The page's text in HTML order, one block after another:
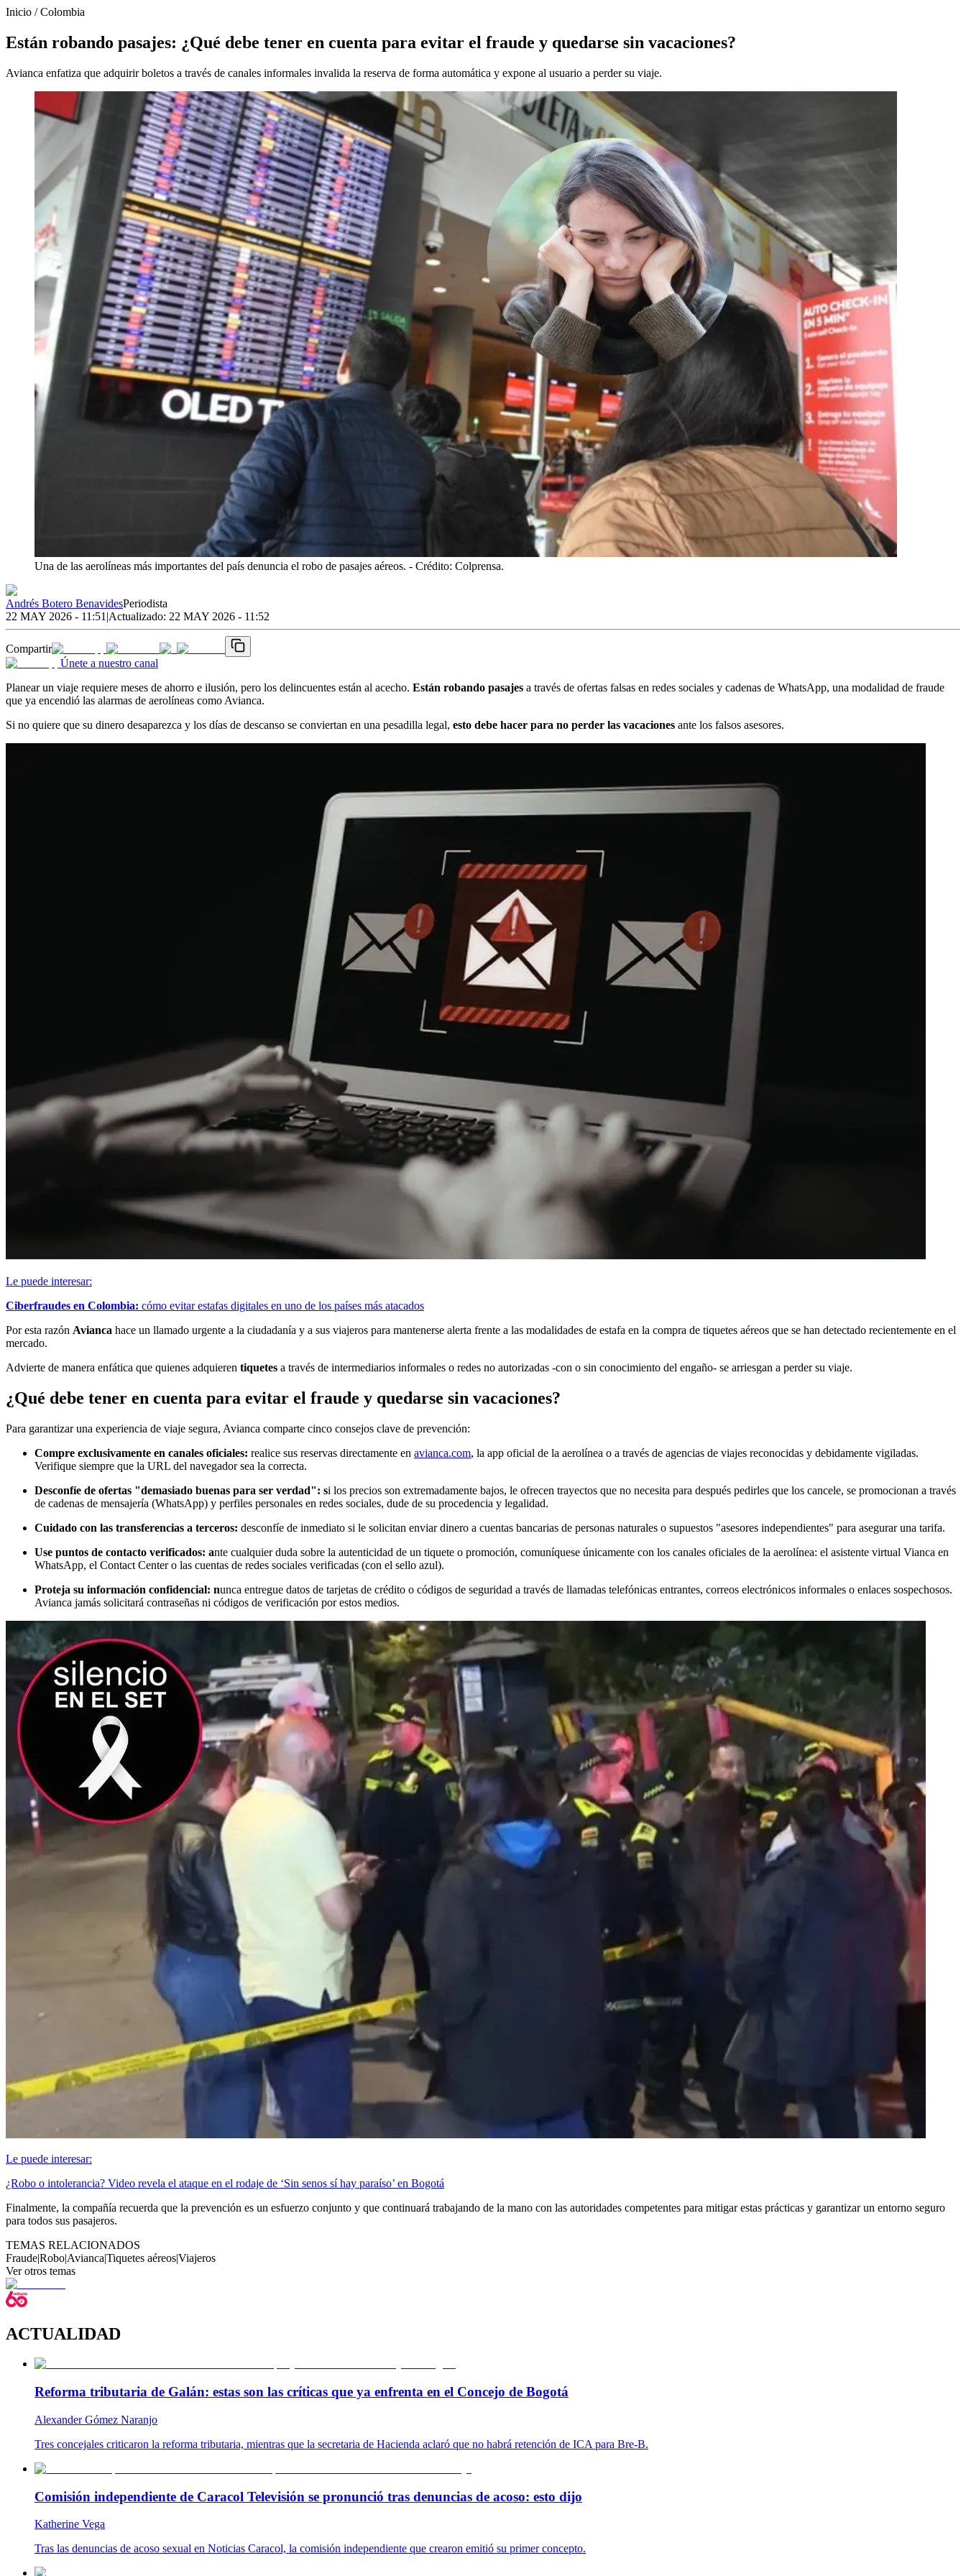
Inicio /Colombia
Están robando pasajes: ¿Qué debe tener en cuenta para evitar el fraude y quedarse sin vacaciones?
Avianca enfatiza que adquirir boletos a través de canales informales invalida la reserva de forma automática y expone al usuario a perder su viaje.
Una de las aerolíneas más importantes del país denuncia el robo de pasajes aéreos. - Crédito: Colprensa.
Andrés Botero BenavidesPeriodista
22 MAY 2026 - 11:51 |Actualizado: 22 MAY 2026 - 11:52
Compartir
Únete a nuestro canal
Planear un viaje requiere meses de ahorro e ilusión, pero los delincuentes están al acecho. Están robando pasajes a través de ofertas falsas en redes sociales y cadenas de WhatsApp, una modalidad de fraude
que ya encendió las alarmas de aerolíneas como Avianca.
Si no quiere que su dinero desaparezca y los días de descanso se conviertan en una pesadilla legal, esto debe hacer para no perder las vacaciones ante los falsos asesores.
Le puede interesar:
Ciberfraudes en Colombia: cómo evitar estafas digitales en uno de los países más atacados
Por esta razón Avianca hace un llamado urgente a la ciudadanía y a sus viajeros para mantenerse alerta frente a las modalidades de estafa en la compra de tiquetes aéreos que se han detectado recientemente en el
mercado.
Advierte de manera enfática que quienes adquieren tiquetes a través de intermediarios informales o redes no autorizadas -con o sin conocimiento del engaño- se arriesgan a perder su viaje.
¿Qué debe tener en cuenta para evitar el fraude y quedarse sin vacaciones?
Para garantizar una experiencia de viaje segura, Avianca comparte cinco consejos clave de prevención:
Compre exclusivamente en canales oficiales: realice sus reservas directamente en avianca.com, la app oficial de la aerolínea o a través de agencias de viajes reconocidas y debidamente vigiladas.
Verifique siempre que la URL del navegador sea la correcta.
Desconfíe de ofertas "demasiado buenas para ser verdad": si los precios son extremadamente bajos, le ofrecen trayectos que no necesita para después pedirles que los cancele, se promocionan a través
de cadenas de mensajería (WhatsApp) y perfiles personales en redes sociales, dude de su procedencia y legalidad.
Cuidado con las transferencias a terceros: desconfíe de inmediato si le solicitan enviar dinero a cuentas bancarias de personas naturales o supuestos "asesores independientes" para asegurar una tarifa.
Use puntos de contacto verificados: ante cualquier duda sobre la autenticidad de un tiquete o promoción, comuníquese únicamente con los canales oficiales de la aerolínea: el asistente virtual Vianca en
WhatsApp, el Contact Center o las cuentas de redes sociales verificadas (con el sello azul).
Proteja su información confidencial: nunca entregue datos de tarjetas de crédito o códigos de seguridad a través de llamadas telefónicas entrantes, correos electrónicos informales o enlaces sospechosos.
Avianca jamás solicitará contraseñas ni códigos de verificación por estos medios.
Le puede interesar:
¿Robo o intolerancia? Video revela el ataque en el rodaje de ‘Sin senos sí hay paraíso’ en Bogotá
Finalmente, la compañía recuerda que la prevención es un esfuerzo conjunto y que continuará trabajando de la mano con las autoridades competentes para mitigar estas prácticas y garantizar un entorno seguro
para todos sus pasajeros.
TEMAS RELACIONADOS
Fraude|Robo|Avianca|Tiquetes aéreos|Viajeros
Ver otros temas
ACTUALIDAD
Reforma tributaria de Galán: estas son las críticas que ya enfrenta en el Concejo de Bogotá
Alexander Gómez Naranjo
Tres concejales criticaron la reforma tributaria, mientras que la secretaria de Hacienda aclaró que no habrá retención de ICA para Bre-B.
Comisión independiente de Caracol Televisión se pronunció tras denuncias de acoso: esto dijo
Katherine Vega
Tras las denuncias de acoso sexual en Noticias Caracol, la comisión independiente que crearon emitió su primer concepto.